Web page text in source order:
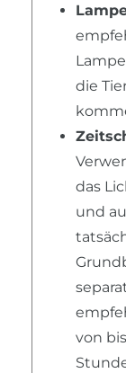
die
das
und
von